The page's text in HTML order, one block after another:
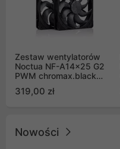
Zestaw wentylatorów
Noctua NF-A14x25 G2
PWM chromax.black
Push Pull (2szt)
319,00 zł
Nowości